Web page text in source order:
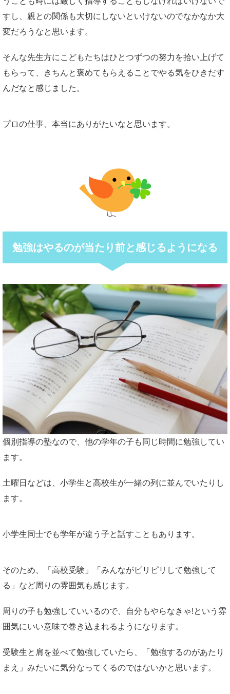
すし、親との関係も大切にしないといけないのでなかなか大
変だろうなと思います。
そんな先生方にこどもたちはひとつずつの努力を拾い上げて
もらって、きちんと褒めてもらえることでやる気をひきだす
んだなと感じました。
プロの仕事、本当にありがたいなと思います。
勉強はやるのが当たり前と感じるようになる
個別指導の塾なので、他の学年の子も同じ時間に勉強してい
ます。
土曜日などは、小学生と高校生が一緒の列に並んでいたりし
ます。
小学生同士でも学年が違う子と話すこともあります。
そのため、「高校受験」「みんながピリピリして勉強して
る」など周りの雰囲気も感じます。
周りの子も勉強していいるので、自分もやらなきゃ!という雰
囲気にいい意味で巻き込まれるようになります。
受験生と肩を並べて勉強していたら、「勉強するのがあたり
まえ」みたいに気分なってくるのではないかと思います。